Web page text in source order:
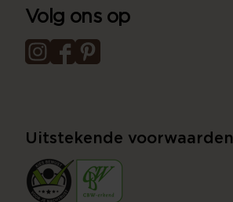
Volg ons op
Uitstekende voorwaarden